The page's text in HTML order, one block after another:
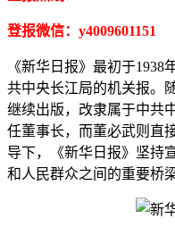
登报微信：y4009601151
《新华日报》最初于1938
共中央长江局的机关报。
继续出版，改隶属于中共
任董事长，而董必武则直
导下，《新华日报》坚持
和人民群众之间的重要桥